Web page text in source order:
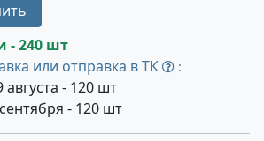
- 240 шт
или отправка в ТК
:
августа - 120 шт
- 120 шт